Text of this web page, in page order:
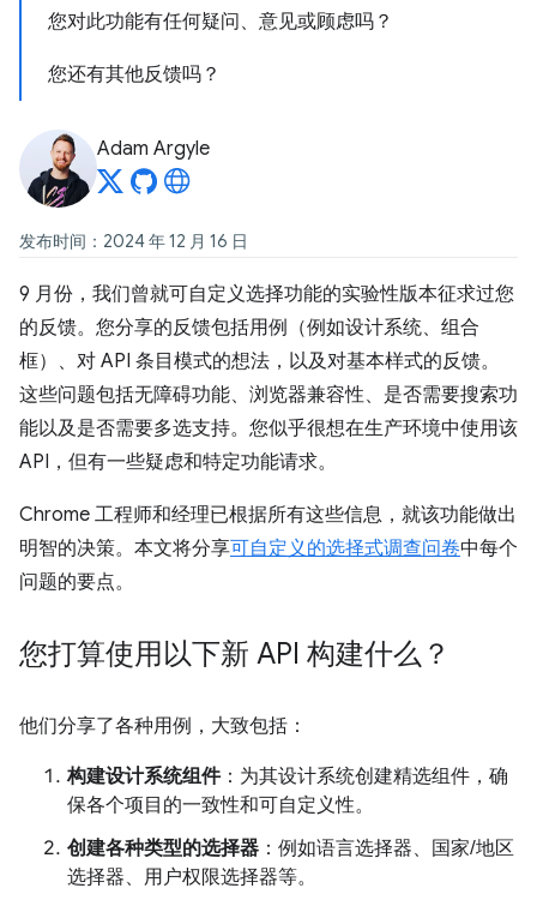
您对此功能有任何疑问、意见或顾虑吗？
您还有其他反馈吗？
Adam Argyle
发布时间：2024 年 12 月 16 日
9 月份，我们曾就可自定义选择功能的实验性版本征求过您
的反馈。您分享的反馈包括用例（例如设计系统、组合
框）、对 API 条目模式的想法，以及对基本样式的反馈。
这些问题包括无障碍功能、浏览器兼容性、是否需要搜索功
能以及是否需要多选支持。您似乎很想在生产环境中使用该
API，但有一些疑虑和特定功能请求。
Chrome 工程师和经理已根据所有这些信息，就该功能做出
明智的决策。本文将分享可自定义的选择式调查问卷中每个
问题的要点。
您打算使用以下新 API 构建什么？
他们分享了各种用例，大致包括：
构建设计系统组件：为其设计系统创建精选组件，确
保各个项目的一致性和可自定义性。
创建各种类型的选择器 ：例如语言选择器、国家/地区
选择器、用户权限选择器等。